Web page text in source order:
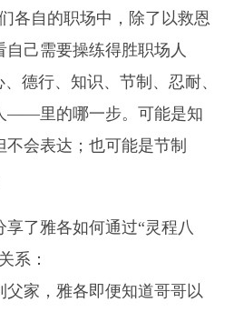
各自的职场中，除了以救恩
己需要操练得胜职场人
德行、知识、节制、忍耐、
——里的哪一步。可能是知
会表达；也可能是节制
了雅各如何通过“灵程八
系：
家，雅各即便知道哥哥以